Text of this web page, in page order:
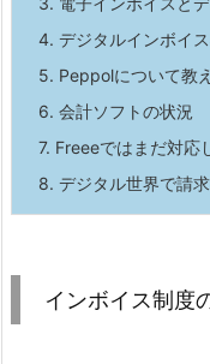
4. デジタルインボイ
5. Peppolについて教
6. 会計ソフトの状況
7. Freeeではまだ対
8. デジタル世界で請
インボイス制度